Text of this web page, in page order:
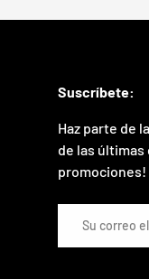
Suscríbete:
Haz parte de
de las
promociones!